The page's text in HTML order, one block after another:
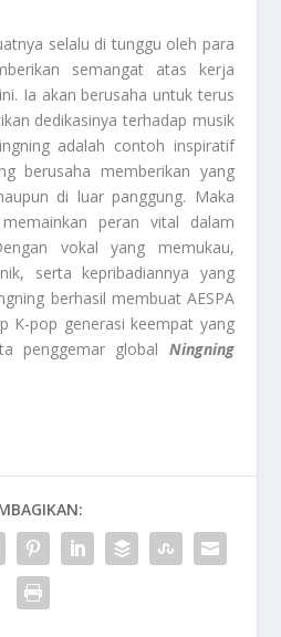
selalu di tunggu oleh para
semangat atas kerja
Ia akan berusaha untuk terus
dedikasinya terhadap musik
adalah contoh inspiratif
berusaha memberikan yang
di luar panggung. Maka
peran vital dalam
vokal yang memukau,
serta kepribadiannya yang
berhasil membuat AESPA
K-pop generasi keempat yang
penggemar global Ningning